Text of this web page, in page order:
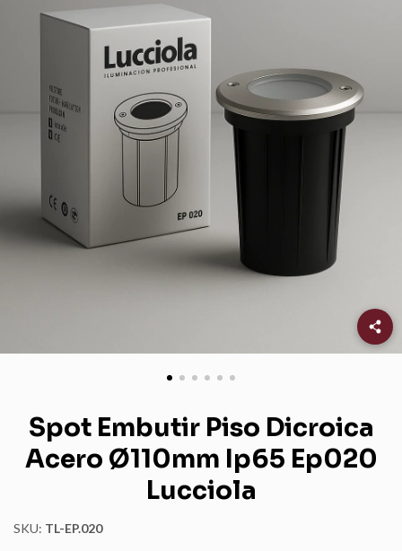
Spot Embutir Piso Dicroica
Acero Ø110mm Ip65 Ep020
Lucciola
SKU: TL-EP.020